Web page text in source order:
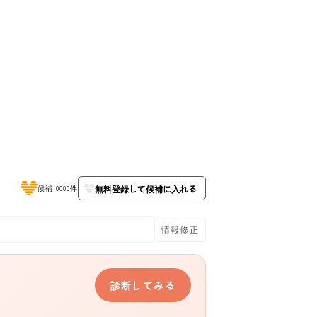
候補 0000件 無料登録して候補に入れる
情報修正
診断してみる